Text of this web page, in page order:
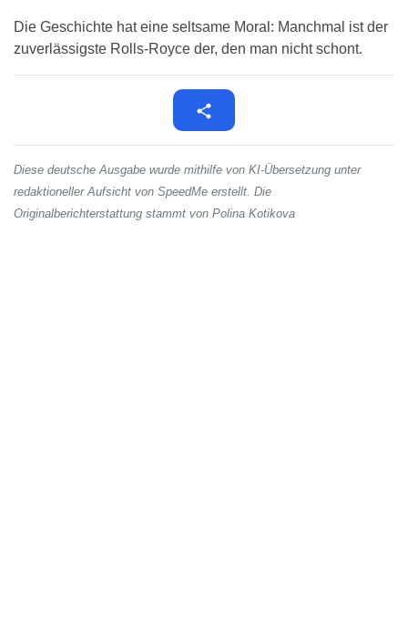
Die Geschichte hat eine seltsame Moral: Manchmal ist der
zuverlässigste Rolls-Royce der, den man nicht schont.
Diese deutsche Ausgabe wurde mithilfe von KI-Übersetzung unter
redaktioneller Aufsicht von SpeedMe erstellt. Die
Originalberichterstattung stammt von Polina Kotikova